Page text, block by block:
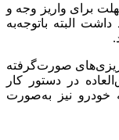
کرد: برندگان حراج ۷ روز مهلت برای واریز وجه و
باتوجه‌به
صورت‌گرفته
در دستور کار
خودرو نیز به‌صورت